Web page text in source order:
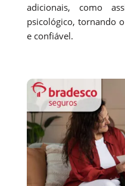
adicionais, como
psicológico, tornando
e confiável.